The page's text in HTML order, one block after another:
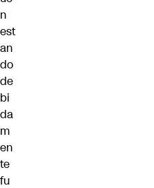
n
est
an
do
de
bi
da
m
en
te
fu